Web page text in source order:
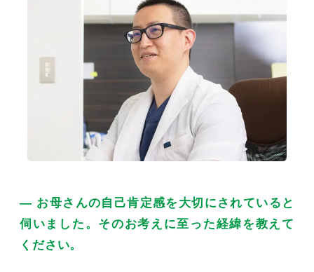
― お母さんの自己肯定感を大切にされていると
伺いました。そのお考えに至った経緯を教えて
ください。